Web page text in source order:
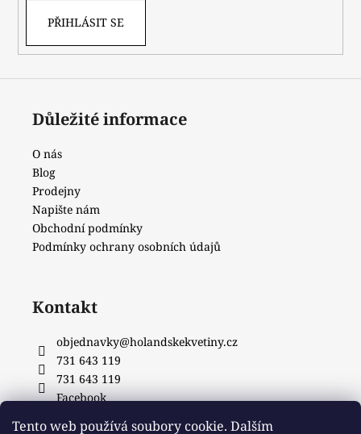
Tento web používá soubory cookie. Dalším
PŘIHLÁSIT SE
Důležité informace
O nás
Blog
Prodejny
Napište nám
Obchodní podmínky
Podmínky ochrany osobních údajů
Kontakt
objednavky@holandskekvetiny.cz
731 643 119
731 643 119
Facebook